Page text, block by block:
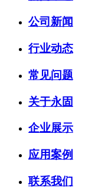
公司新闻
行业动态
常见问题
关于永固
企业展示
应用案例
联系我们